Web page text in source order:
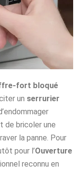
fort bloqué
un serrurier
de bricoler une
la panne. Pour
pour l’Ouverture
reconnu en